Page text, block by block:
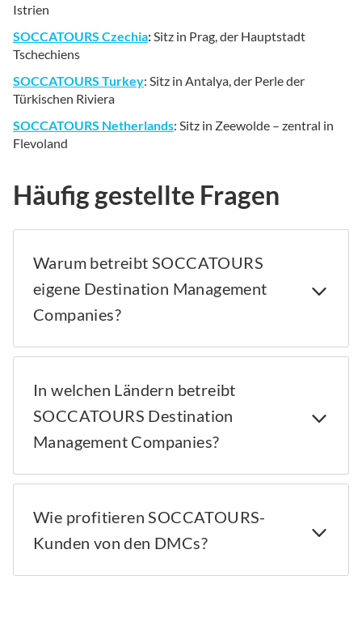
Istrien
SOCCATOURS Czechia:Sitz in Prag, der Hauptstadt
Tschechiens
SOCCATOURS Turkey: Sitz in Antalya, der Perle der
Türkischen Riviera
SOCCATOURS Netherlands: Sitz in Zeewolde – zentral in
Flevoland
Häufig gestellte Fragen
Warum betreibt SOCCATOURS
eigene Destination Management
Companies?
In welchen Ländern betreibt
SOCCATOURS Destination
Management Companies?
Wie profitieren SOCCATOURS-
Kunden von den DMCs?